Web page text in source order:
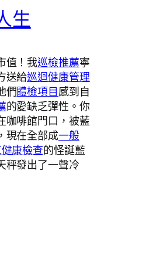
生
值！我巡檢推薦寧
送給巡迴健康管理
們體檢項目感到自
的愛缺乏彈性。你
咖啡館門口，被藍
，現在全部成一般
康檢查的怪誕藍
秤發出了一聲冷